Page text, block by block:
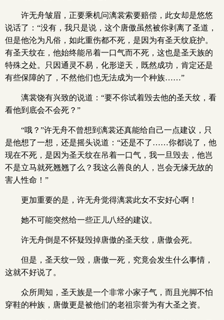
许无舟皱眉，正要乘机问漓裳索要赔偿，此女却是悠悠
说话了：“没有，我只是说，这个唐傲虽然被你剥离了圣道，
但是他沦为凡俗，如此重伤都不死，是因为有圣天纹庇护。
有圣天纹在，他始终能吊着一口气而不死，这也是圣天族的
特殊之处。只因通灵不易，化形逆天，既然成功，肯定还是
有些保障的了，不然他们也无法成为一个种族……”
漓裳饶有兴致的说道：“要不你试着毁去他的圣天纹，看
看他到底会不会死？”
“哦？”许无舟不曾想到漓裳还真能给自己一点建议，只
是他想了一想，还是摇头说道：“还是不了……你都说了，他
现在不死，是因为圣天纹在吊着一口气，我一旦毁去，他岂
不是立马就死翘翘了么？我这么善良的人，岂会无缘无故的
害人性命！”
更加重要的是，许无舟觉得漓裳此女不安好心啊！
她不可能突然给一些正儿八经的建议。
许无舟倒是不怀疑毁掉唐傲的圣天纹，唐傲会死。
但是，圣天纹一毁，唐傲一死，究竟会发生什么事情，
这就不好说了。
众所周知，圣天族是一个非常小家子气，而且光脚不怕
穿鞋的种族，唐傲更是被他们的老祖宗誉为有大圣之资。